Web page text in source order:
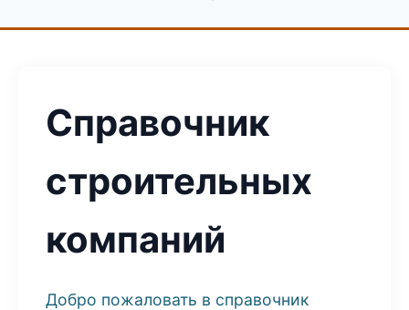
Справочник
строительных
компаний
Добро пожаловать в справочник